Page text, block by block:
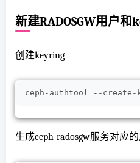
新建RADOSGW用户和
创建keyring
ceph-authtool --create-
生成ceph-radosgw服务对应